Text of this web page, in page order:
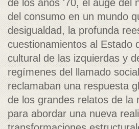
de los años '70, el auge del
del consumo en un mundo
desigualdad, la profunda
cuestionamientos al Estado
cultural de las izquierdas y
regímenes del llamado
reclamaban una respuesta
de los grandes relatos de la
para abordar una nueva